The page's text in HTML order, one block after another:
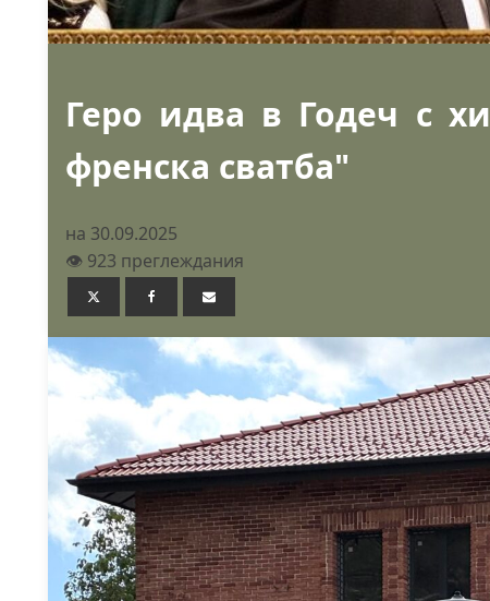
Геро идва в Годеч с
френска сватба"
на 30.09.2025
👁️ 923 преглеждания